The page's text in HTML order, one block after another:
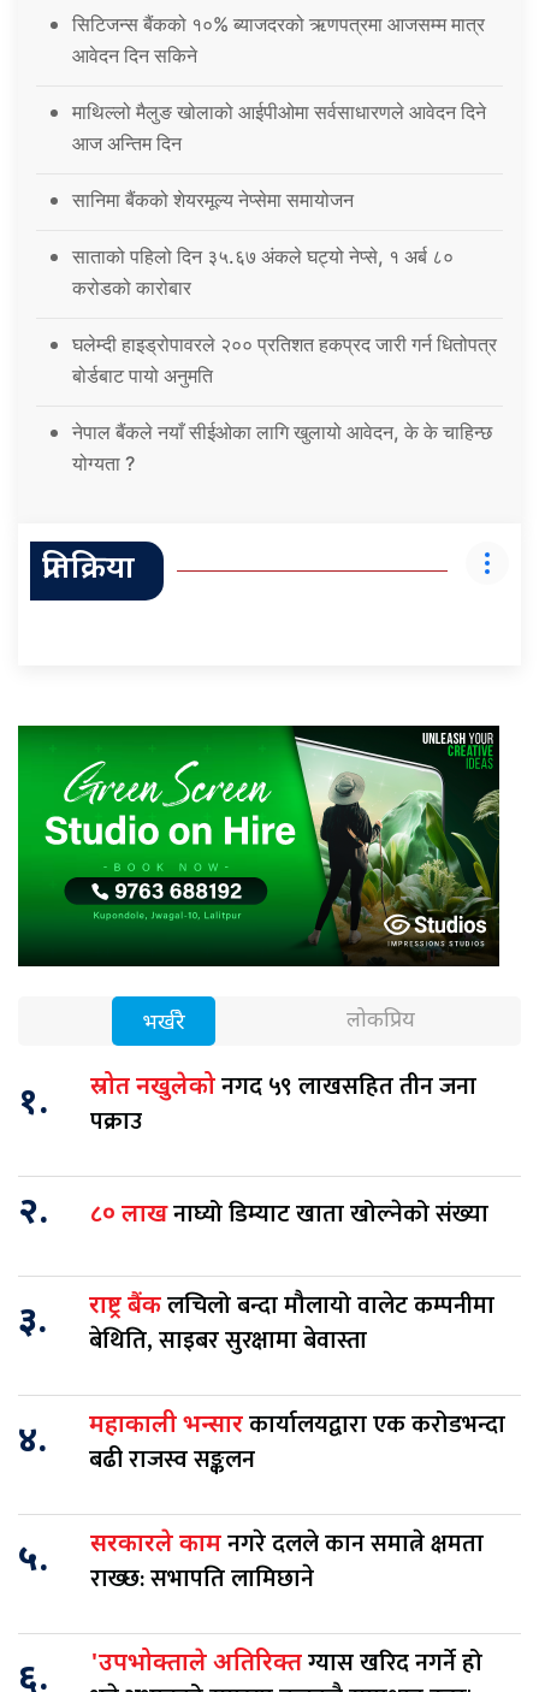
सिटिजन्स बैंकको १०% ब्याजदरको ऋणपत्रमा आजसम्म मात्र
आवेदन दिन सकिने
माथिल्लो मैलुङ खोलाको आईपीओमा सर्वसाधारणले आवेदन दिने
आज अन्तिम दिन
सानिमा बैंकको शेयरमूल्य नेप्सेमा समायोजन
साताको पहिलो दिन ३५.६७ अंकले घट्यो नेप्से, १ अर्ब ८०
करोडको कारोबार
घलेम्दी हाइड्रोपावरले २०० प्रतिशत हकप्रद जारी गर्न धितोपत्र
बोर्डबाट पायो अनुमति
नेपाल बैंकले नयाँ सीईओका लागि खुलायो आवेदन, के के चाहिन्छ
योग्यता ?
प्रतिक्रिया
भर्खरै लोकप्रिय
१. स्रोत नखुलेकोनगद ५९ लाखसहित तीन जना
पक्राउ
२. ८० लाखनाघ्यो डिम्याट खाता खोल्नेको संख्या
३. राष्ट्र बैंकलचिलो बन्दा मौलायो वालेट कम्पनीमा
बेथिति, साइबर सुरक्षामा बेवास्ता
४. महाकाली भन्सारकार्यालयद्वारा एक करोडभन्दा
बढी राजस्व सङ्कलन
५. सरकारले कामनगरे दलले कान समात्ने क्षमता
राख्छ: सभापति लामिछाने
६. 'उपभोक्ताले अतिरिक्तग्यास खरिद नगर्ने हो